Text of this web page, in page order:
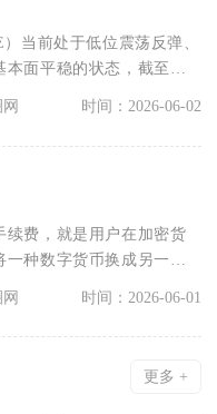
当前处于低位震荡反弹、
本面平稳的状态，截至
时间：2026-06-02
续费，就是用户在加密货
种数字货币换成另一种
时间：2026-06-01
更多 +